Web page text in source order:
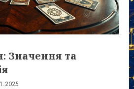
Значення та